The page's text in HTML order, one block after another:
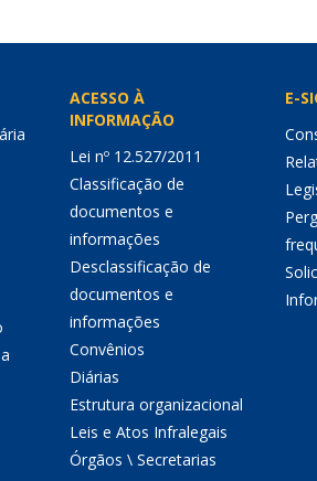
ACESSO À
INFORMAÇÃO
Lei nº 12.527/2011
Classificação de
documentos e
informações
Desclassificação de
documentos e
informações
Convênios
Diárias
Estrutura organizacional
Leis e Atos Infralegais
Órgãos \ Secretarias
E-